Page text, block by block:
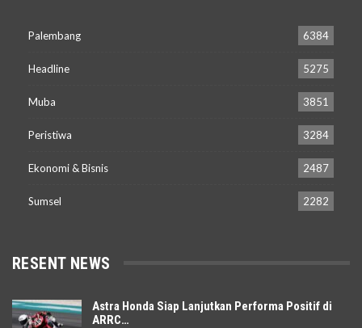
Palembang 6384
Headline 5275
Muba 3851
Peristiwa 3284
Ekonomi & Bisnis 2487
Sumsel 2282
RESENT NEWS
Astra Honda Siap Lanjutkan Performa Positif di
ARRC…